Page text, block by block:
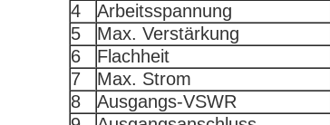
4
Arbeitsspannung
5
Max. Verstärkung
6
Flachheit
7
Max. Strom
8
Ausgangs-VSWR